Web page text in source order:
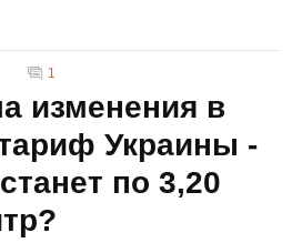
1
изменения в
Украины -
по 3,20